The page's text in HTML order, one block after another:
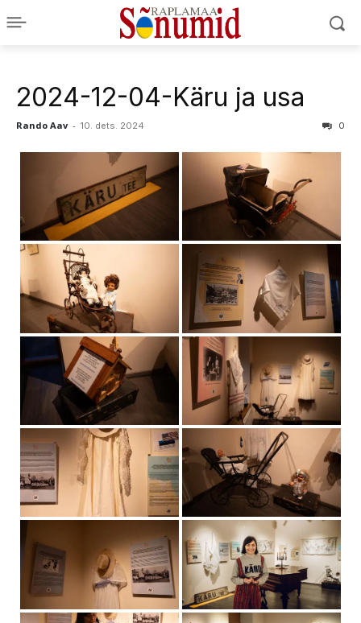
2024-12-04-Käru ja usa
Rando Aav - 10. dets. 2024 0